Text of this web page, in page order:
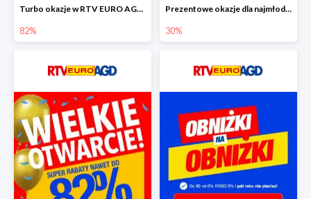
Turbo okazje w RTV EURO AGD do -82%
82%
Prezentowe okazje dla najmłodszych w RTV EURO AGD
30%